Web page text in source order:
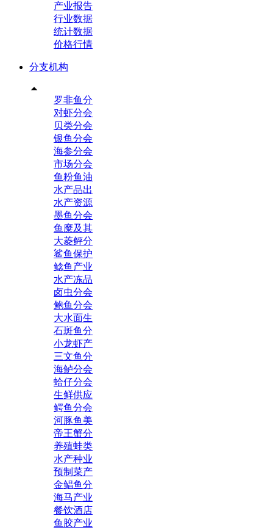
产业报告
行业数据
统计数据
价格行情
分支机构

罗非鱼分
对虾分会
贝类分会
银鱼分会
海参分会
市场分会
鱼粉鱼油
水产品出
水产资源
墨鱼分会
鱼糜及其
大菱鲆分
鲨鱼保护
鲶鱼产业
水产冻品
卤虫分会
鲍鱼分会
大水面生
石斑鱼分
小龙虾产
三文鱼分
海鲈分会
蛤仔分会
生鲜供应
鳄鱼分会
河豚鱼美
帝王蟹分
养殖蛙类
水产种业
预制菜产
金鲳鱼分
海马产业
餐饮酒店
鱼胶产业